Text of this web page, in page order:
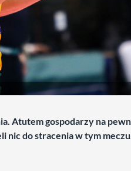
Atutem gospodarzy na
nic do stracenia w tym